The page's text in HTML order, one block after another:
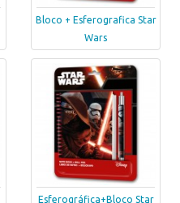
Bloco + Esferografica Star
Wars
Esferográfica+Bloco Star